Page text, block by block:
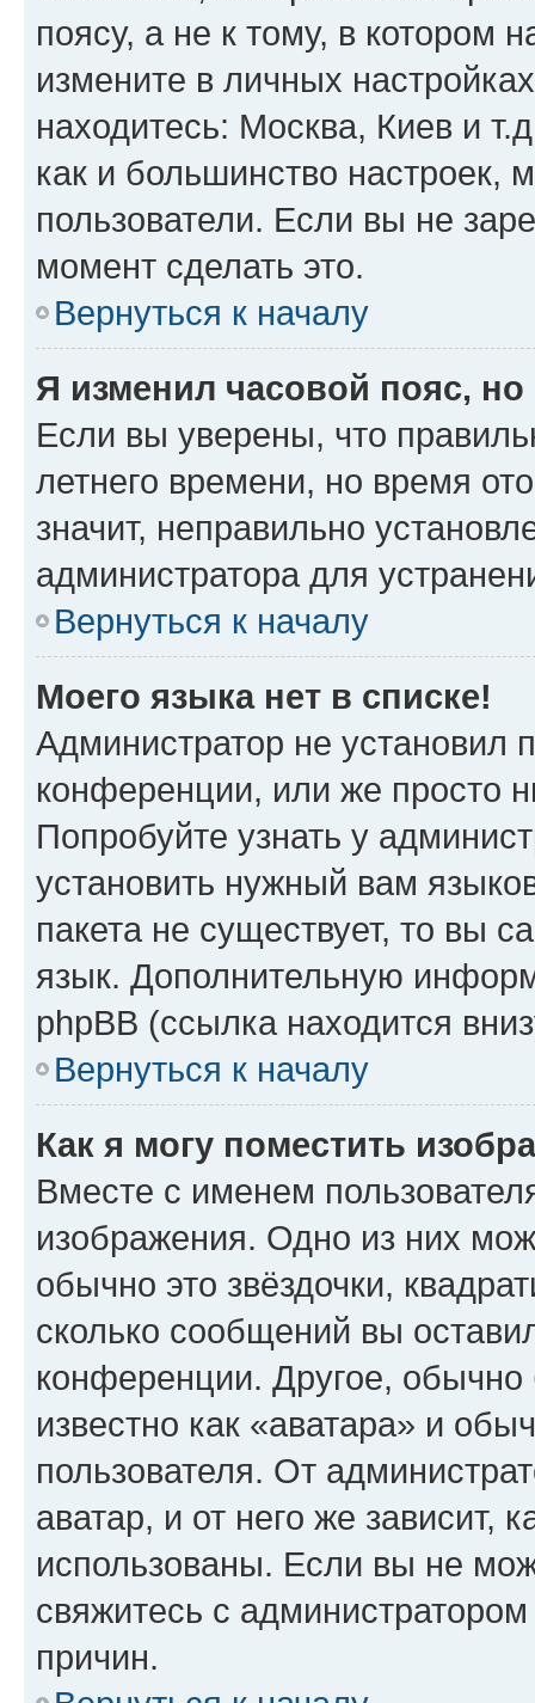
поясу, а не к тому, в котором
измените в личных
находитесь: Москва, Киев и
как и большинство настроек,
пользователи. Если вы не
момент сделать это.
Вернуться к началу
Я изменил часовой пояс,
Если вы уверены, что
летнего времени, но время
значит, неправильно
администратора для
Вернуться к началу
Моего языка нет в списке!
Администратор не установил
конференции, или же просто
Попробуйте узнать у
установить нужный вам
пакета не существует, то вы
язык. Дополнительную
phpBB (ссылка находится
Вернуться к началу
Как я могу поместить
Вместе с именем
изображения. Одно из них
обычно это звёздочки,
сколько сообщений вы
конференции. Другое,
известно как «аватара» и
пользователя. От
аватар, и от него же зависит,
использованы. Если вы не
свяжитесь с
причин.